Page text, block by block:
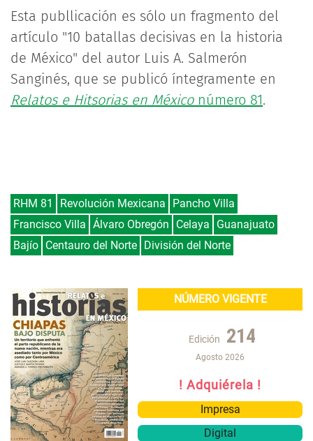
Esta publlicación es sólo un fragmento del
artículo "10 batallas decisivas en la historia
de México" del autor Luis A. Salmerón
Sanginés, que se publicó íntegramente en
Relatos e Hitsorias en Méxiconúmero 81.
RHM 81 Revolución Mexicana
Pancho Villa
Francisco Villa Álvaro Obregón Celaya
Guanajuato
Bajío Centauro del Norte División del Norte
NÚMERO VIGENTE
Edición 214
Agosto 2026
! Adquiérela !
Impresa
Digital